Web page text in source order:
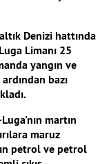
Denizi hattında
Limanı 25
yangın ve
bazı
martın
maruz
petrol ve petrol